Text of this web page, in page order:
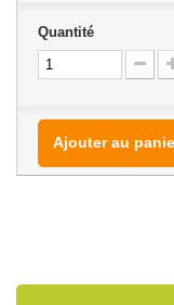
Quantité
Ajouter au